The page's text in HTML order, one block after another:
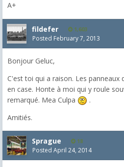
A+
fildefer 1,603
Posted February 7, 2013
Bonjour Geluc,
C'est toi qui a raison. Les panneaux
en case. Honte à moi qui y roule
remarqué. Mea Culpa
.
Amitiés.
Sprague 18
Posted April 24, 2014